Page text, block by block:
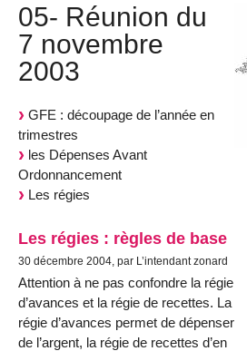
05- Réunion du
7 novembre
2003
GFE : découpage de l’année en
trimestres
les Dépenses Avant
Ordonnancement
Les régies
Les régies : règles de base
30 décembre 2004, par L’intendant zonard
Attention à ne pas confondre la régie
d’avances et la régie de recettes. La
régie d’avances permet de dépenser
de l’argent, la régie de recettes d’en